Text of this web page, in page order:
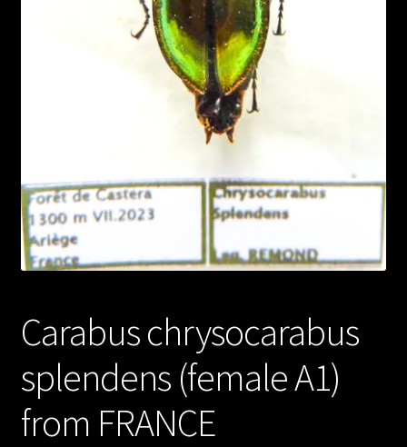
Carabus chrysocarabus
splendens (female A1)
from FRANCE